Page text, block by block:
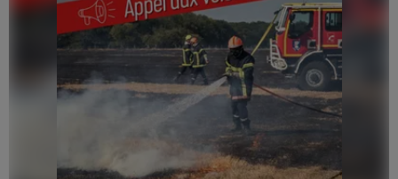
contraint à l'évacuation d'une centaine de personnes.